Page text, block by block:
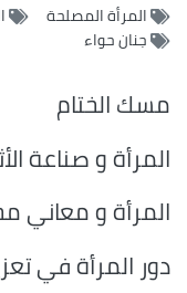
المرأة المصلحة
جنان حواء
مسك الختام
المرأة و صناعة
المرأة و معاني
دور المرأة في